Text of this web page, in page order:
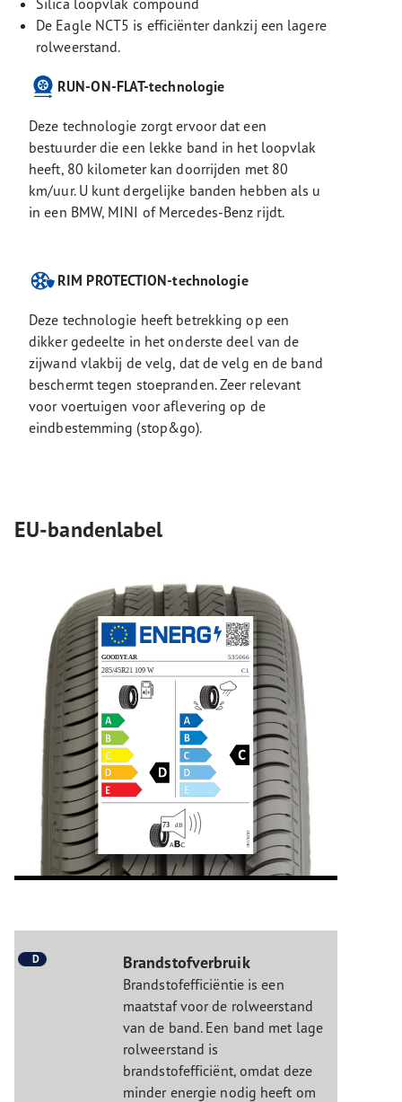
Silica loopvlak compound
De Eagle NCT5 is efficiënter dankzij een lagere
rolweerstand.
RUN-ON-FLAT-technologie
Deze technologie zorgt ervoor dat een
bestuurder die een lekke band in het loopvlak
heeft, 80 kilometer kan doorrijden met 80
km/uur. U kunt dergelijke banden hebben als u
in een BMW, MINI of Mercedes-Benz rijdt.
RIM PROTECTION-technologie
Deze technologie heeft betrekking op een
dikker gedeelte in het onderste deel van de
zijwand vlakbij de velg, dat de velg en de band
beschermt tegen stoepranden. Zeer relevant
voor voertuigen voor aflevering op de
eindbestemming (stop&go).
EU-bandenlabel
D Brandstofverbruik
Brandstofefficiëntie is een
maatstaf voor de rolweerstand
van de band. Een band met lage
rolweerstand is
brandstofefficiënt, omdat deze
minder energie nodig heeft om